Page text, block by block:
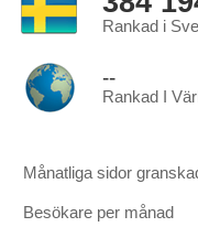
Rankad i
--
Rankad I
Månatliga sidor
Besökare per månad